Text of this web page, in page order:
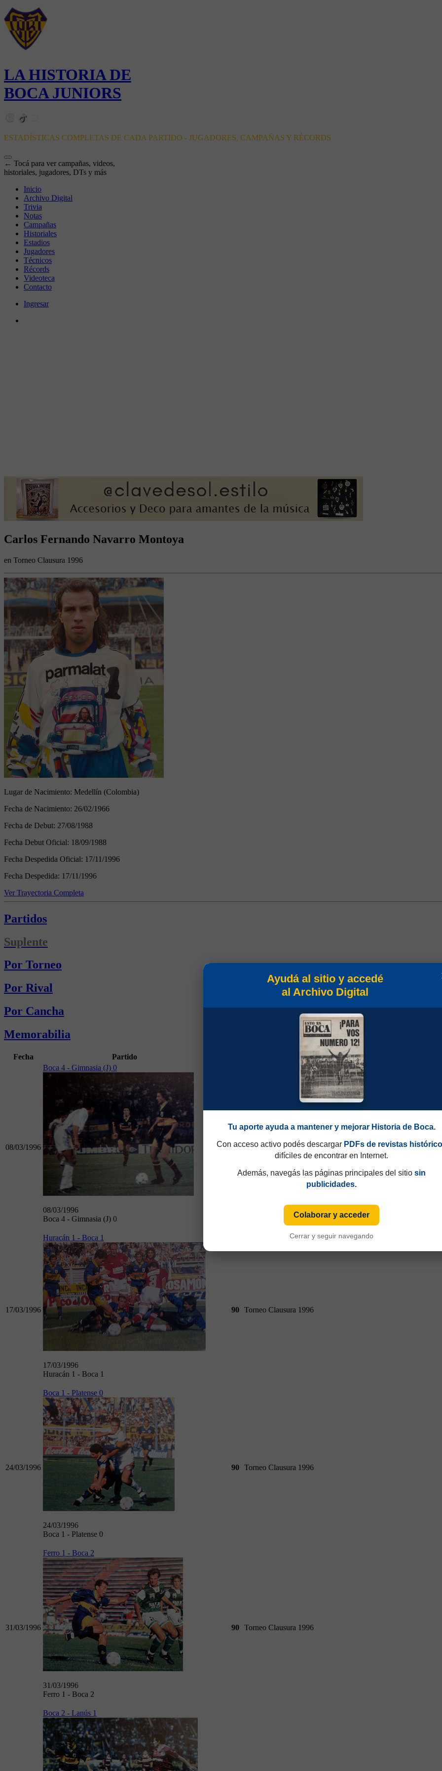
LA HISTORIA DE
BOCA JUNIORS
ESTADÍSTICAS COMPLETAS DE CADA PARTIDO - JUGADORES, CAMPAÑAS Y RÉCORDS
← Tocá para ver campañas, videos,
historiales, jugadores, DTs y más
Inicio
Archivo Digital
Trivia
Notas
Campañas
Historiales
Estadios
Jugadores
Técnicos
Récords
Videoteca
Contacto
Ingresar
Carlos Fernando Navarro Montoya
en Torneo Clausura 1996
Lugar de Nacimiento: Medellín (Colombia)
Fecha de Nacimiento: 26/02/1966
Fecha de Debut: 27/08/1988
Fecha Debut Oficial: 18/09/1988
Fecha Despedida Oficial: 17/11/1996
Fecha Despedida: 17/11/1996
Ver Trayectoria Completa
Partidos
Suplente
Por Torneo
Por Rival
Por Cancha
Memorabilia
Fecha Partido
08/03/1996
Boca 4 - Gimnasia (J) 0
08/03/1996
Boca 4 - Gimnasia (J) 0
90 Torneo Clausura 1996
17/03/1996
Huracán 1 - Boca 1
17/03/1996
Huracán 1 - Boca 1
90 Torneo Clausura 1996
24/03/1996
Boca 1 - Platense 0
24/03/1996
Boca 1 - Platense 0
90 Torneo Clausura 1996
31/03/1996
Ferro 1 - Boca 2
31/03/1996
Ferro 1 - Boca 2
90 Torneo Clausura 1996
Boca 2 - Lanús 1
Ayudá al sitio y accedé
al Archivo Digital
Tu aporte ayuda a mantener y mejorar Historia de Boca.
Con acceso activo podés descargar PDFs de revistas
difíciles de encontrar en Internet.
Además, navegás las páginas principales del sitio sin
publicidades.
Colaborar y acceder
Cerrar y seguir navegando